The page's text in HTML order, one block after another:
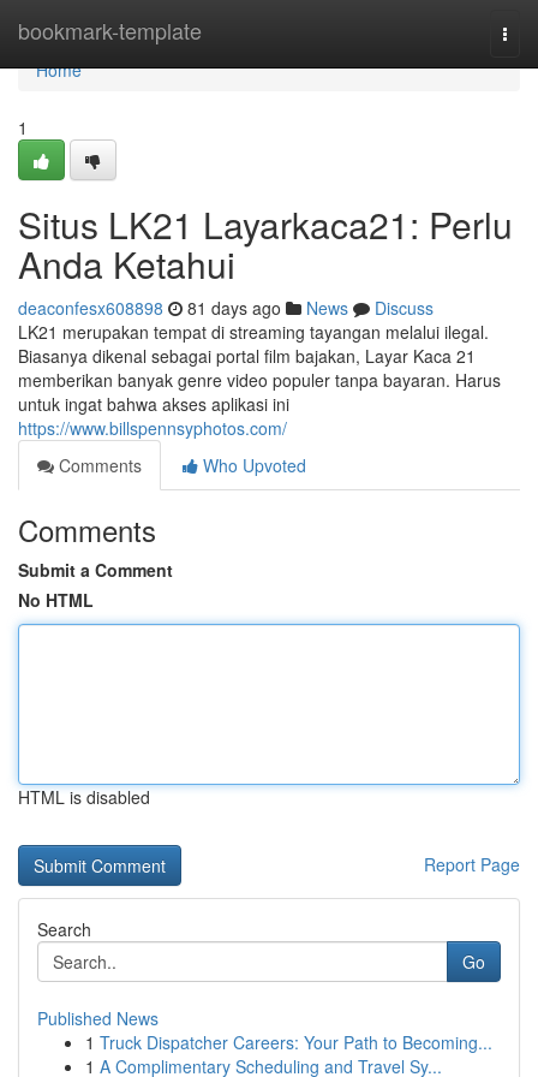
bookmark-template
Home
Home
1
Situs LK21 Layarkaca21: Perlu
Anda Ketahui
deaconfesx608898 81 days ago News
Discuss
LK21 merupakan tempat di streaming tayangan melalui ilegal.
Biasanya dikenal sebagai portal film bajakan, Layar Kaca 21
memberikan banyak genre video populer tanpa bayaran. Harus
untuk ingat bahwa akses aplikasi ini
https://www.billspennsyphotos.com/
Comments
Who Upvoted
Comments
Submit a Comment
No HTML
HTML is disabled
Report Page
Search
Go
Published News
1 Truck Dispatcher Careers: Your Path to Becoming...
1 A Complimentary Scheduling and Travel Sy...